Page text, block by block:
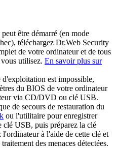
être démarré (en mode
téléchargez Dr.Web Security
de votre ordinateur et de tous
utilisez. En savoir plus sur
d'exploitation est impossible,
du BIOS de votre ordinateur
via CD/DVD ou clé USB.
de secours de restauration du
ou l'utilitaire pour enregistrer
clé USB, puis préparez la clé
à l'aide de cette clé et
des menaces détectées.